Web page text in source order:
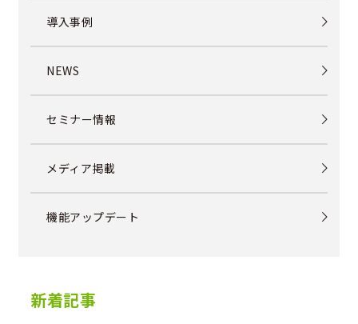
導入事例
NEWS
セミナー情報
メディア掲載
機能アップデート
新着記事